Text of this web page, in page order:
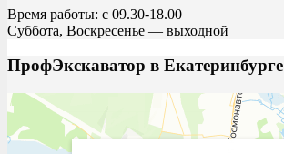
Время работы: с 09.30-18.00
Суббота, Воскресенье — выходной
ПрофЭкскаватор в Екатеринбурге